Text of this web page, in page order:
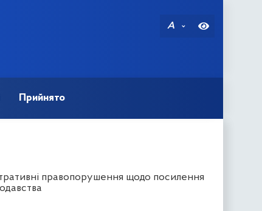
A
Прийнято
правопорушення щодо посилення